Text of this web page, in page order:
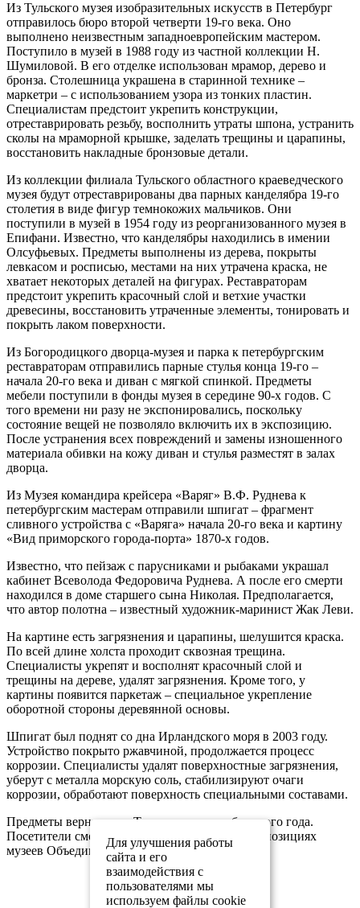
Из Тульского музея изобразительных искусств в Петербург
отправилось бюро второй четверти 19-го века. Оно
выполнено неизвестным западноевропейским мастером.
Поступило в музей в 1988 году из частной коллекции Н.
Шумиловой. В его отделке использован мрамор, дерево и
бронза. Столешница украшена в старинной технике –
маркетри – с использованием узора из тонких пластин.
Специалистам предстоит укрепить конструкции,
отреставрировать резьбу, восполнить утраты шпона, устранить
сколы на мраморной крышке, заделать трещины и царапины,
восстановить накладные бронзовые детали.
Из коллекции филиала Тульского областного краеведческого
музея будут отреставрированы два парных канделябра 19-го
столетия в виде фигур темнокожих мальчиков. Они
поступили в музей в 1954 году из реорганизованного музея в
Епифани. Известно, что канделябры находились в имении
Олсуфьевых. Предметы выполнены из дерева, покрыты
левкасом и росписью, местами на них утрачена краска, не
хватает некоторых деталей на фигурах. Реставраторам
предстоит укрепить красочный слой и ветхие участки
древесины, восстановить утраченные элементы, тонировать и
покрыть лаком поверхности.
Из Богородицкого дворца-музея и парка к петербургским
реставраторам отправились парные стулья конца 19-го –
начала 20-го века и диван с мягкой спинкой. Предметы
мебели поступили в фонды музея в середине 90-х годов. С
того времени ни разу не экспонировались, поскольку
состояние вещей не позволяло включить их в экспозицию.
После устранения всех повреждений и замены изношенного
материала обивки на кожу диван и стулья разместят в залах
дворца.
Из Музея командира крейсера «Варяг» В.Ф. Руднева к
петербургским мастерам отправили шпигат – фрагмент
сливного устройства с «Варяга» начала 20-го века и картину
«Вид приморского города-порта» 1870-х годов.
Известно, что пейзаж с парусниками и рыбаками украшал
кабинет Всеволода Федоровича Руднева. А после его смерти
находился в доме старшего сына Николая. Предполагается,
что автор полотна – известный художник-маринист Жак Леви.
На картине есть загрязнения и царапины, шелушится краска.
По всей длине холста проходит сквозная трещина.
Специалисты укрепят и восполнят красочный слой и
трещины на дереве, удалят загрязнения. Кроме того, у
картины появится паркетаж – специальное укрепление
оборотной стороны деревянной основы.
Шпигат был поднят со дна Ирландского моря в 2003 году.
Устройство покрыто ржавчиной, продолжается процесс
коррозии. Специалисты удалят поверхностные загрязнения,
уберут с металла морскую соль, стабилизируют очаги
коррозии, обработают поверхность специальными составами.
Предметы вернуться в Тулу в конце декабря этого года.
Посетители смогут увидеть их в основных экспозициях
музеев Объединения.
Для улучшения работы
сайта и его
взаимодействия с
пользователями мы
используем файлы cookie